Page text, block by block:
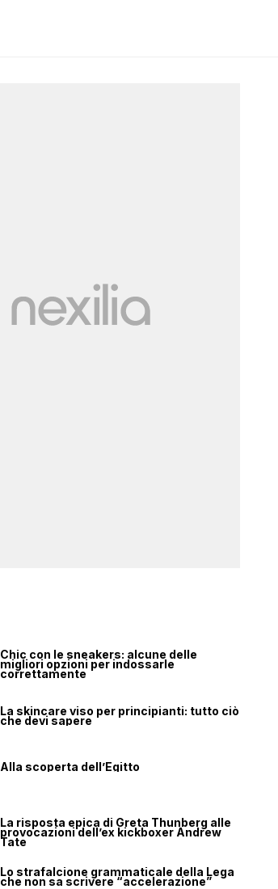
Chic con le sneakers: alcune delle
migliori opzioni per indossarle
correttamente
La skincare viso per principianti: tutto ciò
che devi sapere
Alla scoperta dell’Egitto
La risposta epica di Greta Thunberg alle
provocazioni dell’ex kickboxer Andrew
Tate
Lo strafalcione grammaticale della Lega
che non sa scrivere “accelerazione”